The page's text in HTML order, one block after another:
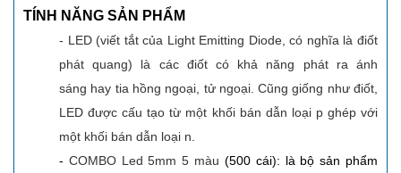
TÍNH NĂNG SẢN PHẨM
- LED (viết tắt của Light Emitting Diode, có nghĩa là điốt
phát quang) là các điốt có khả năng phát ra ánh
sáng hay tia hồng ngoại, tử ngoại. Cũng giống như điốt,
LED được cấu tạo từ một khối bán dẫn loại p ghép với
một khối bán dẫn loại n.
- COMBO Led 5mm 5 màu (500 cái): là bộ sản phẩm